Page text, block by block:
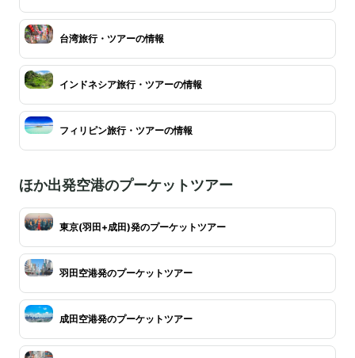
台湾旅行・ツアーの情報
インドネシア旅行・ツアーの情報
フィリピン旅行・ツアーの情報
ほか出発空港のプーケットツアー
東京(羽田+成田)発のプーケットツアー
羽田空港発のプーケットツアー
成田空港発のプーケットツアー